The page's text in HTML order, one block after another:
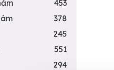
453
378
245
551
294